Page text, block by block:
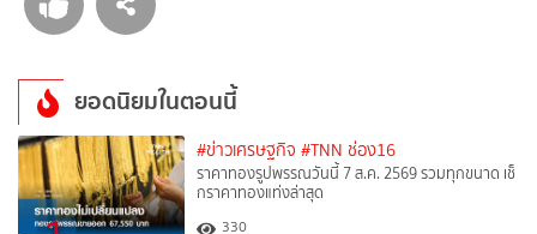
ยอดนิยมในตอนนี้
#ข่าวเศรษฐกิจ #TNN ช่อง16
ราคาทองรูปพรรณวันนี้ 7 ส.ค. 2569 รวมทุกขนาด เช็
กราคาทองแท่งล่าสุด
330